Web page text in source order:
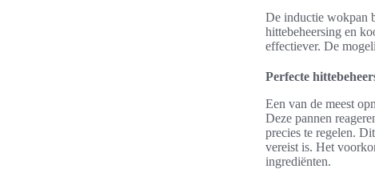
De inductie wokpan
hittebeheersing en
effectiever. De
Perfecte
Een van de meest
Deze pannen
precies te regelen.
vereist is. Het
ingrediënten.